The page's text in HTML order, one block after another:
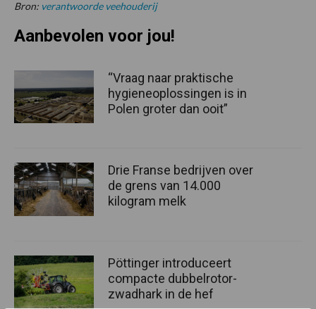
Bron: verantwoorde veehouderij
Aanbevolen voor jou!
“Vraag naar praktische
hygieneoplossingen is in
Polen groter dan ooit”
Drie Franse bedrijven over
de grens van 14.000
kilogram melk
Pöttinger introduceert
compacte dubbelrotor-
zwadhark in de hef